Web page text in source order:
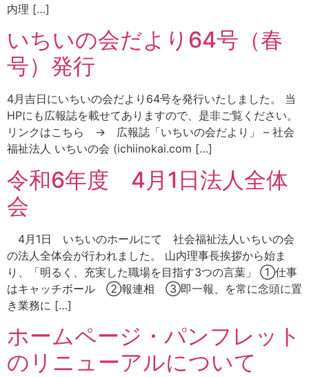
内理 […]
いちいの会だより64号（春
号）発行
4月吉日にいちいの会だより64号を発行いたしました。 当
HPにも広報誌を載せてありますので、是非ご覧ください。
リンクはこちら → 広報誌「いちいの会だより」 – 社会
福祉法人 いちいの会 (ichiinokai.com […]
令和6年度 4月1日法人全体
会
4月1日 いちいのホールにて 社会福祉法人いちいの会
の法人全体会が行われました。 山内理事長挨拶から始ま
り、「明るく、充実した職場を目指す3つの言葉」 ①仕事
はキャッチボール ②報連相 ③即一報、を常に念頭に置
き業務に […]
ホームページ・パンフレット
のリニューアルについて